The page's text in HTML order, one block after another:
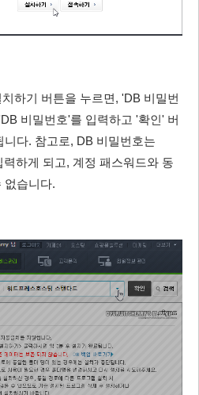
하기 버튼을 누르면, 'DB 비밀번
비밀번호'를 입력하고 '확인' 버
다. 참고로, DB 비밀번호는
하게 되고, 계정 패스워드와 동
없습니다.